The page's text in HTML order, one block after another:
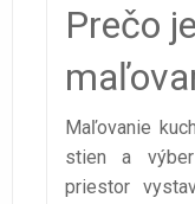
Prečo
Maľovanie
stien a
priestor